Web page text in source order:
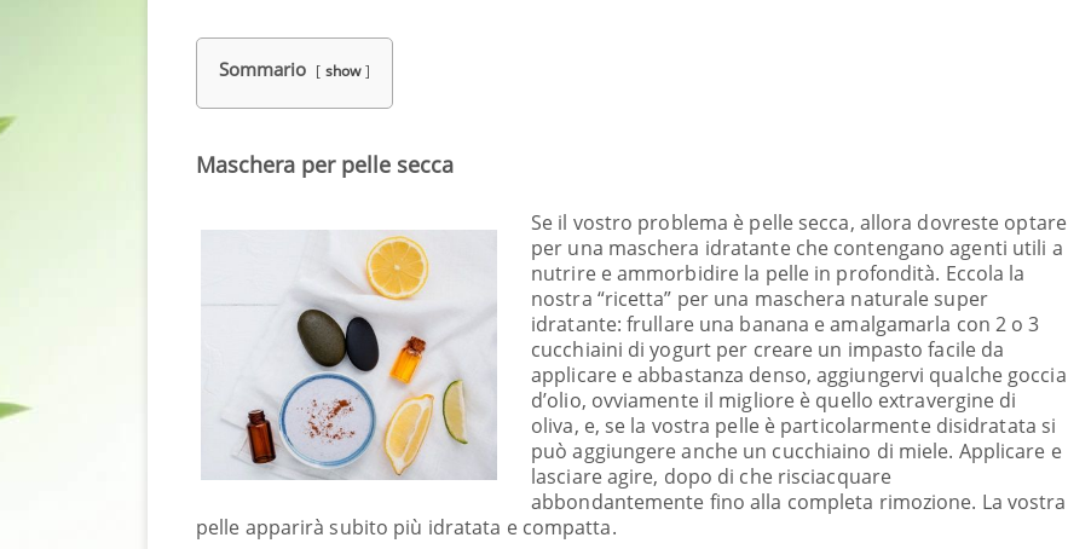
Sommario show
Maschera per pelle secca
Se il vostro problema è pelle secca, allora dovreste optare
per una maschera idratante che contengano agenti utili a
nutrire e ammorbidire la pelle in profondità. Eccola la
nostra “ricetta” per una maschera naturale super
idratante: frullare una banana e amalgamarla con 2 o 3
cucchiaini di yogurt per creare un impasto facile da
applicare e abbastanza denso, aggiungervi qualche goccia
d’olio, ovviamente il migliore è quello extravergine di
oliva, e, se la vostra pelle è particolarmente disidratata si
può aggiungere anche un cucchiaino di miele. Applicare e
lasciare agire, dopo di che risciacquare
abbondantemente fino alla completa rimozione. La vostra
pelle apparirà subito più idratata e compatta.